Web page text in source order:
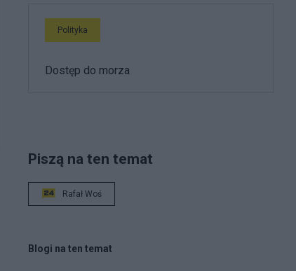
Polityka
Dostęp do morza
Piszą na ten temat
Rafał Woś
Blogi na ten temat